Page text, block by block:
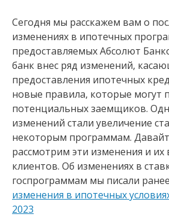
Сегодня мы расскажем вам о
изменениях в ипотечных
предоставляемых Абсолют
банк внес ряд изменений,
предоставления ипотечных
новые правила, которые могут
потенциальных заемщиков.
изменений стали увеличение
некоторым программам.
рассмотрим эти изменения и их
клиентов. Об изменениях в
госпрограммам мы писали
изменения в ипотечных
2023